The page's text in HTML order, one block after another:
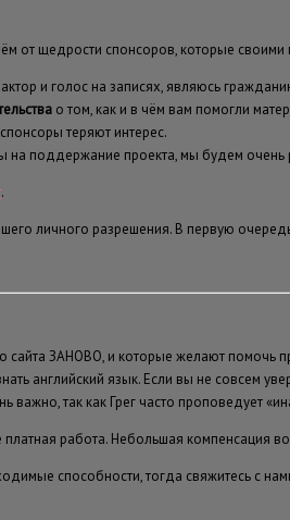
от щедрости спонсоров, которые
и голос на записях, являюсь
о том, как и в чём вам помогли
теряют интерес.
на поддержание проекта, мы будем
.
личного разрешения. В первую
ЗАНОВО, и которые желают помочь
английский язык. Если вы не совсем
так как Грег часто проповедует
работа. Небольшая
способности, тогда свяжитесь с